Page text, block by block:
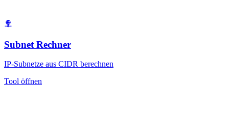
Subnet Rechner
IP-Subnetze aus CIDR berechnen
Tool öffnen